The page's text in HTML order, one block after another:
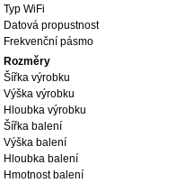
Typ WiFi
Datová propustnost
Frekvenční pásmo
Rozměry
Šířka výrobku
Výška výrobku
Hloubka výrobku
Šířka balení
Výška balení
Hloubka balení
Hmotnost balení